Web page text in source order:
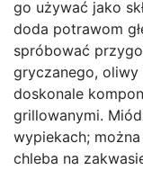
go używać jako
doda potrawom
spróbować
gryczanego,
doskonale
grillowanymi.
wypiekach;
chleba na